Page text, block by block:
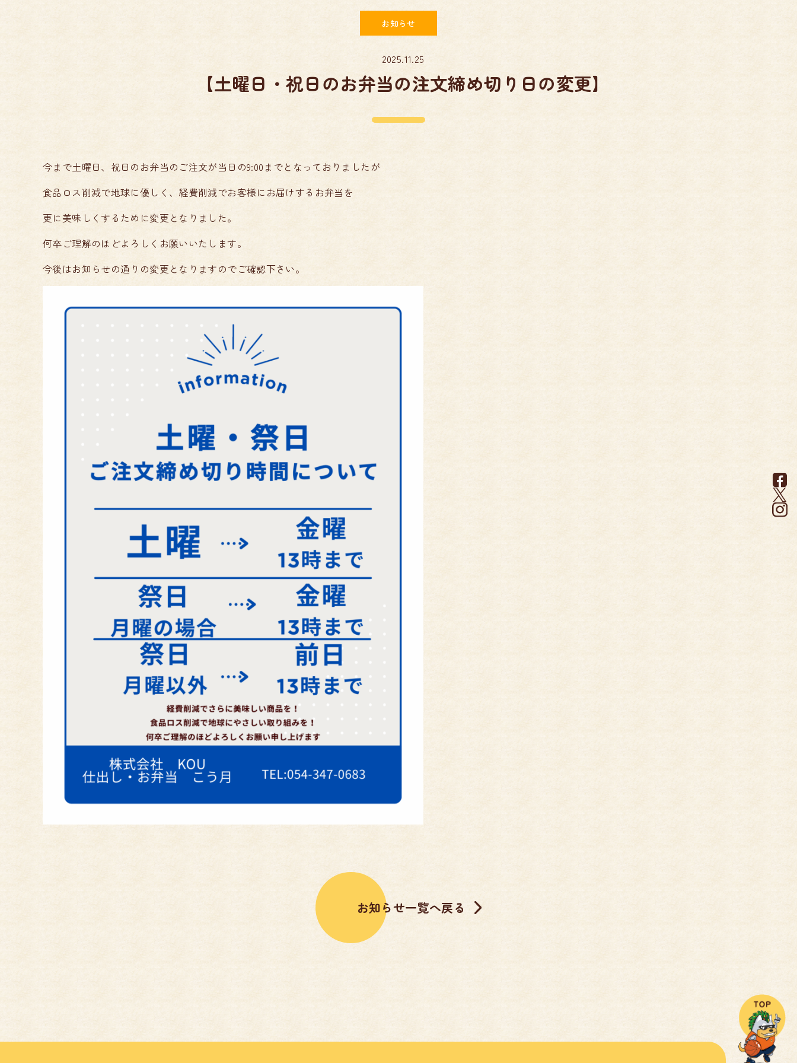
お知らせ
2025.11.25
【土曜日・祝日のお弁当の注文締め切り日の変更】
今まで土曜日、祝日のお弁当のご注文が当日の9:00までとなっておりましたが
食品ロス削減で地球に優しく、経費削減でお客様にお届けするお弁当を
更に美味しくするために変更となりました。
何卒ご理解のほどよろしくお願いいたします。
今後はお知らせの通りの変更となりますのでご確認下さい。
お知らせ一覧へ戻る